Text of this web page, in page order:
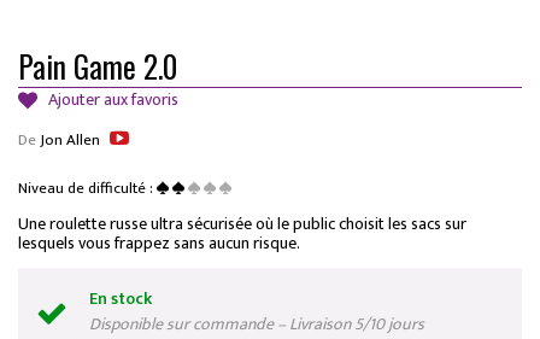
Pain Game 2.0
Ajouter aux favoris
DeJon Allen
Niveau de difficulté :
Une roulette russe ultra sécurisée où le public choisit les sacs sur
lesquels vous frappez sans aucun risque.
En stock
Disponible sur commande – Livraison 5/10 jours